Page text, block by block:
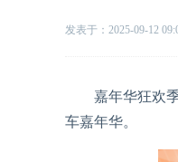
发表于：2025-09-12
嘉年华狂欢季
车嘉年华。